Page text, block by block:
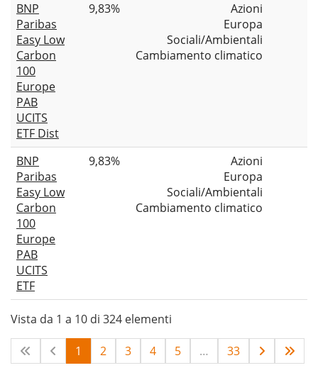
BNP
Paribas
Easy Low
Carbon
100
Europe
PAB
UCITS
ETF Dist
9,83%
Azioni
Europa
Sociali/Ambientali
Cambiamento climatico
BNP
Paribas
Easy Low
Carbon
100
Europe
PAB
UCITS
ETF
9,83%
Azioni
Europa
Sociali/Ambientali
Cambiamento climatico
Vista da 1 a 10 di 324 elementi
1 2 3 4 5 … 33